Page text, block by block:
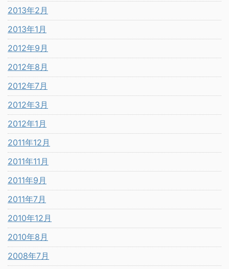
2013年2月
2013年1月
2012年9月
2012年8月
2012年7月
2012年3月
2012年1月
2011年12月
2011年11月
2011年9月
2011年7月
2010年12月
2010年8月
2008年7月